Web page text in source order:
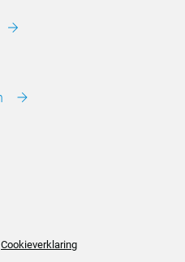
Cookieverklaring